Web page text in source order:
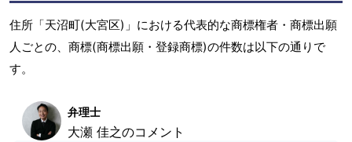
住所「天沼町(大宮区)」における代表的な商標権者・商標出願
人ごとの、商標(商標出願・登録商標)の件数は以下の通りで
す。
弁理士
大瀬 佳之のコメント